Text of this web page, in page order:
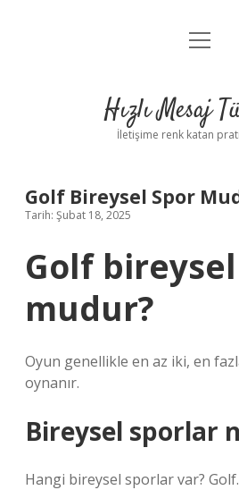
Anasayfa
Yasal Uyarı
menüyü
Hızlı Mesaj
İletişime renk katan
Golf Bireysel Spor
Tarih: Şubat 18, 2025
Golf
mudur?
Oyun genellikle en az iki, en
oynanır.
Bireysel sporlar
Hangi bireysel sporlar var?